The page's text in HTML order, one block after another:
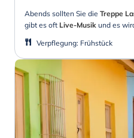
Abends sollten Sie die Treppe
gibt es oft Live-Musik und es
Verpflegung: Frühstück